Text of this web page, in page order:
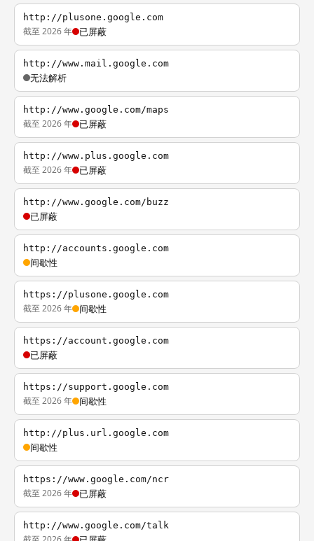
http://plusone.google.com
截至 2026 年 已屏蔽
http://www.mail.google.com
无法解析
http://www.google.com/maps
截至 2026 年 已屏蔽
http://www.plus.google.com
截至 2026 年 已屏蔽
http://www.google.com/buzz
已屏蔽
http://accounts.google.com
间歇性
https://plusone.google.com
截至 2026 年 间歇性
https://account.google.com
已屏蔽
https://support.google.com
截至 2026 年 间歇性
http://plus.url.google.com
间歇性
https://www.google.com/ncr
截至 2026 年 已屏蔽
http://www.google.com/talk